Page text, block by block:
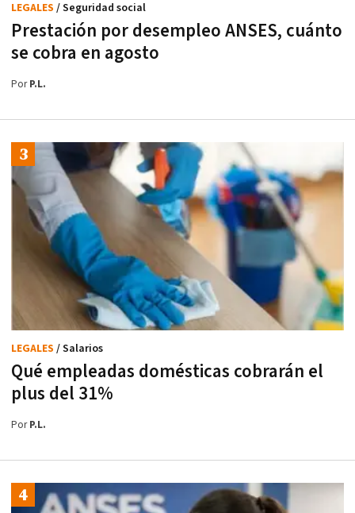
Prestación por desempleo ANSES, cuánto
se cobra en agosto
LEGALES / Seguridad social
PorP.L.
Qué empleadas domésticas cobrarán el
plus del 31%
LEGALES / Salarios
PorP.L.